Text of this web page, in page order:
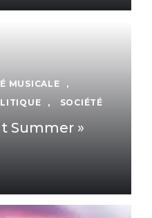
MUSICALE
,
, SOCIÉTÉ
Summer »